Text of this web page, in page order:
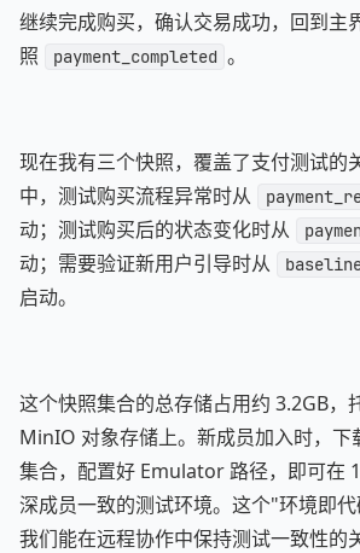
继续完成购买，确认交易成功，回到主
照
payment_completed 。
现在我有三个快照，覆盖了支付测试的
中，测试购买流程异常时从
动；测试购买后的状态变化时从
动；需要验证新用户引导时从
启动。
这个快照集合的总存储占用约 3.2GB，
MinIO 对象存储上。新成员加入时，下
集合，配置好 Emulator 路径，即可在
深成员一致的测试环境。这个"环境即
我们能在远程协作中保持测试一致性的